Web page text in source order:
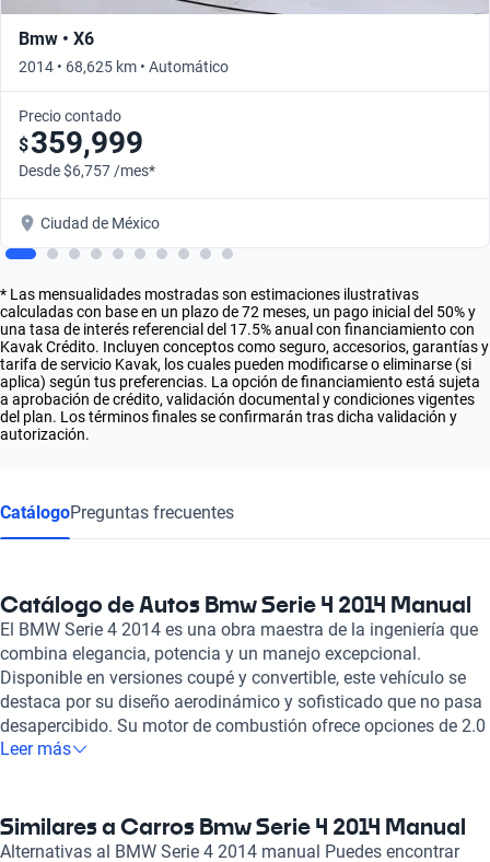
Bmw • X6
2014 • 68,625 km • Automático
Precio contado
$359,999
Desde $6,757 /mes*
Ciudad de México
* Las mensualidades mostradas son estimaciones ilustrativas
calculadas con base en un plazo de 72 meses, un pago inicial del 50% y
una tasa de interés referencial del 17.5% anual con financiamiento con
Kavak Crédito. Incluyen conceptos como seguro, accesorios, garantías y
tarifa de servicio Kavak, los cuales pueden modificarse o eliminarse (si
aplica) según tus preferencias. La opción de financiamiento está sujeta
a aprobación de crédito, validación documental y condiciones vigentes
del plan. Los términos finales se confirmarán tras dicha validación y
autorización.
CatálogoPreguntas frecuentes
Catálogo de Autos Bmw Serie 4 2014 Manual
El BMW Serie 4 2014 es una obra maestra de la ingeniería que
combina elegancia, potencia y un manejo excepcional.
Disponible en versiones coupé y convertible, este vehículo se
destaca por su diseño aerodinámico y sofisticado que no pasa
desapercibido. Su motor de combustión ofrece opciones de 2.0
a 3.0 litros, brindando una potente experiencia de conducción
segundos. Con una velocidad máxima de 250 km/h, se
convierte en un deportivo capaz de satisfacer a los más
Leer más
Similares a Carros Bmw Serie 4 2014 Manual
Alternativas al BMW Serie 4 2014 manual Puedes encontrar